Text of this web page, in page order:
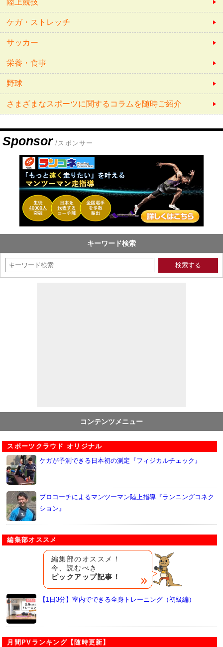
陸上競技
ケガ・ストレッチ
サッカー
栄養・食事
野球
さまざまなスポーツに関するコラムを随時ご紹介
Sponsor /スポンサー
キーワード検索
コンテンツメニュー
スポーツクラウド オリジナル
ケガが予測できる日本初の測定『フィジカルチェック』
プロコーチによるマンツーマン陸上指導『ランニングコネク
ション』
編集部オススメ
編集部のオススメ！
今、読むべき
ピックアップ記事！
【1日3分】室内でできる全身トレーニング（初級編）
月間PVランキング【随時更新】